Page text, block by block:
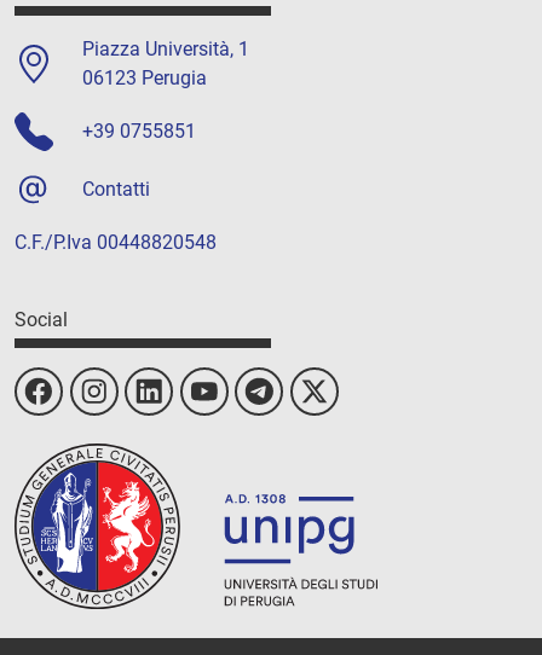
Piazza Università, 1
06123 Perugia
+39 0755851
Contatti
C.F./P.Iva 00448820548
Social